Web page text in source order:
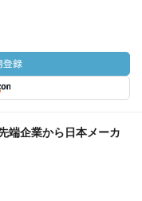
端企業から日本メーカ